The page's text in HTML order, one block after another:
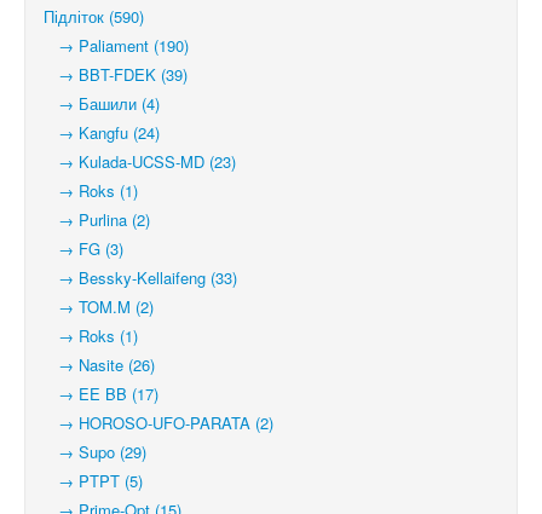
Підліток (590)
→ Paliament (190)
→ BBT-FDEK (39)
→ Башили (4)
→ Kangfu (24)
→ Kulada-UCSS-MD (23)
→ Roks (1)
→ Purlina (2)
→ FG (3)
→ Bessky-Kellaifeng (33)
→ TOM.M (2)
→ Roks (1)
→ Nasite (26)
→ EE BB (17)
→ HOROSO-UFO-PARATA (2)
→ Supo (29)
→ PTPT (5)